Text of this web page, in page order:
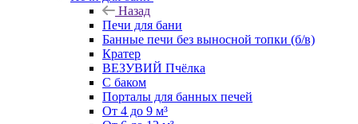
Назад
Печи для бани
Банные печи без выносной топки (б/в)
Кратер
ВЕЗУВИЙ Пчёлка
С баком
Порталы для банных печей
От 4 до 9 м³